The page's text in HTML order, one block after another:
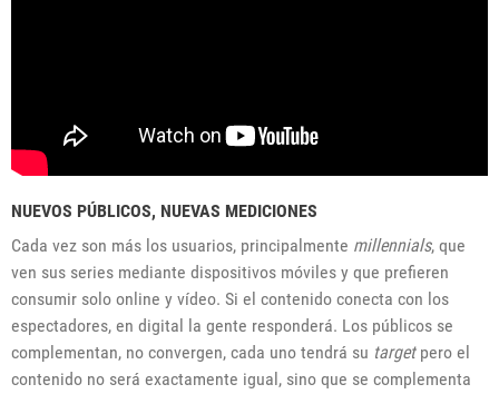
NUEVOS PÚBLICOS, NUEVAS MEDICIONES
Cada vez son más los usuarios, principalmente millennials, que
ven sus series mediante dispositivos móviles y que prefieren
consumir solo online y vídeo. Si el contenido conecta con los
espectadores, en digital la gente responderá. Los públicos se
complementan, no convergen, cada uno tendrá su targetpero el
contenido no será exactamente igual, sino que se complementa